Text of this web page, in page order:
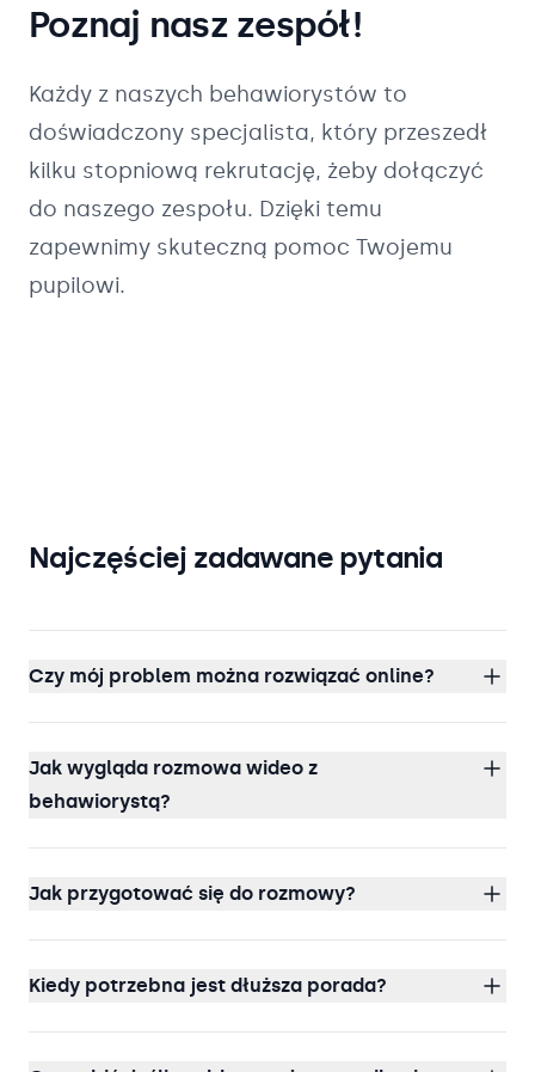
Poznaj nasz zespół!
Każdy z naszych behawiorystów to
doświadczony specjalista, który przeszedł
kilku stopniową rekrutację, żeby dołączyć
do naszego zespołu. Dzięki temu
zapewnimy skuteczną pomoc Twojemu
pupilowi.
Najczęściej zadawane pytania
Czy mój problem można rozwiązać online?
Jak wygląda rozmowa wideo z
behawiorystą?
Jak przygotować się do rozmowy?
Kiedy potrzebna jest dłuższa porada?